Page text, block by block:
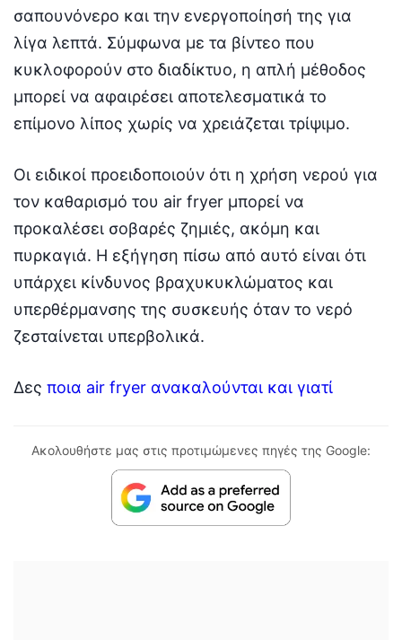
σαπουνόνερο και την ενεργοποίησή της για
λίγα λεπτά. Σύμφωνα με τα βίντεο που
κυκλοφορούν στο διαδίκτυο, η απλή μέθοδος
μπορεί να αφαιρέσει αποτελεσματικά το
επίμονο λίπος χωρίς να χρειάζεται τρίψιμο.
Οι ειδικοί προειδοποιούν ότι η χρήση νερού για
τον καθαρισμό του air fryer μπορεί να
προκαλέσει σοβαρές ζημιές, ακόμη και
πυρκαγιά. Η εξήγηση πίσω από αυτό είναι ότι
υπάρχει κίνδυνος βραχυκυκλώματος και
υπερθέρμανσης της συσκευής όταν το νερό
ζεσταίνεται υπερβολικά.
Δες ποια air fryer ανακαλούνται και γιατί
Ακολουθήστε μας στις προτιμώμενες πηγές της Google: